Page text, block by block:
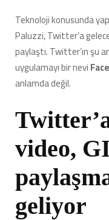
Teknoloji konusunda
Paluzzi, Twitter’a
paylaştı. Twitter’ın şu
uygulamayı bir nevi
anlamda değil.
video,
geliyor